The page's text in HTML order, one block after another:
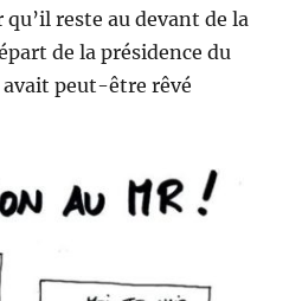
qu’il reste au devant de la
de la présidence du
avait peut-être rêvé